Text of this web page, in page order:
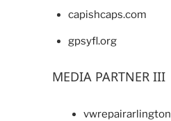
capishcaps.com
gpsyfl.org
MEDIA PARTNER III